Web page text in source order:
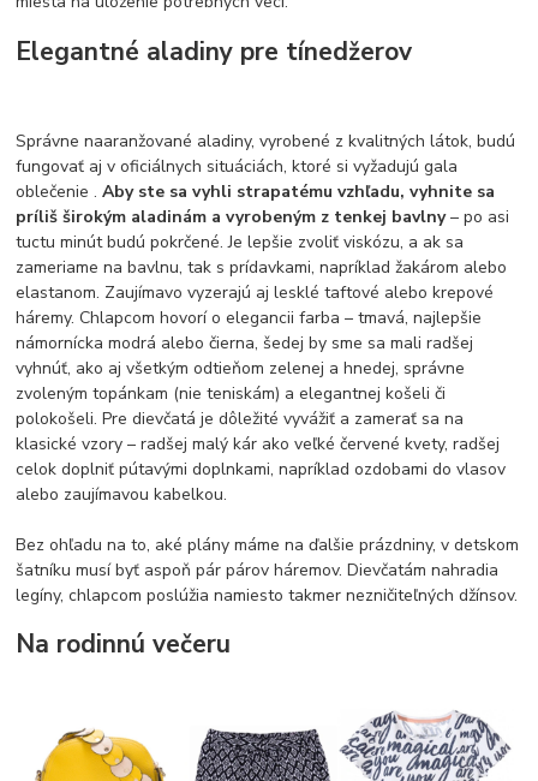
Elegantné aladiny pre tínedžerov
Správne naaranžované aladiny, vyrobené z kvalitných látok, budú
fungovať aj v oficiálnych situáciách, ktoré si vyžadujú gala
oblečenie .Aby ste sa vyhli strapatému vzhľadu, vyhnite sa
príliš širokým aladinám a vyrobeným z tenkej bavlny– po asi
tuctu minút budú pokrčené. Je lepšie zvoliť viskózu, a ak sa
zameriame na bavlnu, tak s prídavkami, napríklad žakárom alebo
elastanom. Zaujímavo vyzerajú aj lesklé taftové alebo krepové
háremy. Chlapcom hovorí o elegancii farba – tmavá, najlepšie
námornícka modrá alebo čierna, šedej by sme sa mali radšej
vyhnúť, ako aj všetkým odtieňom zelenej a hnedej, správne
zvoleným topánkam (nie teniskám) a elegantnej košeli či
polokošeli. Pre dievčatá je dôležité vyvážiť a zamerať sa na
klasické vzory – radšej malý kár ako veľké červené kvety, radšej
celok doplniť pútavými doplnkami, napríklad ozdobami do vlasov
alebo zaujímavou kabelkou.
Bez ohľadu na to, aké plány máme na ďalšie prázdniny, v detskom
šatníku musí byť aspoň pár párov háremov. Dievčatám nahradia
legíny, chlapcom poslúžia namiesto takmer nezničiteľných džínsov.
Na rodinnú večeru